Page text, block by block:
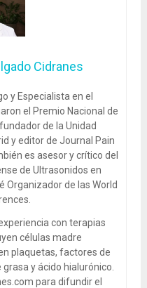
Cidranes
y Especialista en el
el Premio Nacional de
de la Unidad
y editor de Journal Pain
es asesor y crítico del
de Ultrasonidos en
Organizador de las World
con terapias
células madre
plaquetas, factores de
y ácido hialurónico.
para difundir el